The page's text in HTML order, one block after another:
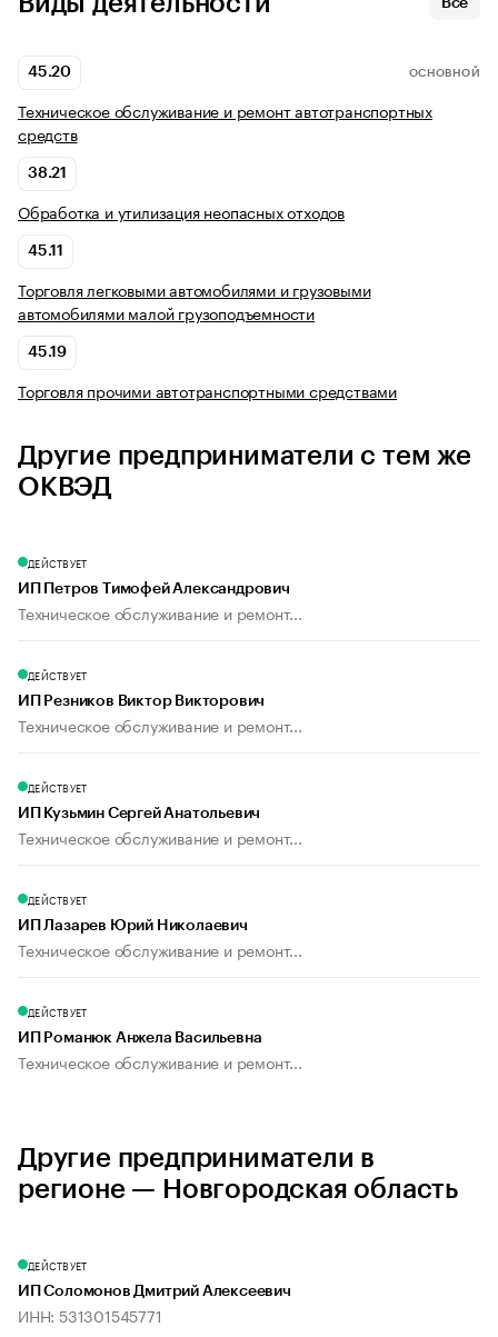
Все
45.20 ОСНОВНОЙ
Техническое обслуживание и ремонт автотранспортных
средств
38.21
Обработка и утилизация неопасных отходов
45.11
Торговля легковыми автомобилями и грузовыми
автомобилями малой грузоподъемности
45.19
Торговля прочими автотранспортными средствами
Другие предприниматели с тем же
ОКВЭД
ДЕЙСТВУЕТ
ИП Петров Тимофей Александрович
Техническое обслуживание и ремонт...
ДЕЙСТВУЕТ
ИП Резников Виктор Викторович
Техническое обслуживание и ремонт...
ДЕЙСТВУЕТ
ИП Кузьмин Сергей Анатольевич
Техническое обслуживание и ремонт...
ДЕЙСТВУЕТ
ИП Лазарев Юрий Николаевич
Техническое обслуживание и ремонт...
ДЕЙСТВУЕТ
ИП Романюк Анжела Васильевна
Техническое обслуживание и ремонт...
Другие предприниматели в
регионе — Новгородская область
ДЕЙСТВУЕТ
ИП Соломонов Дмитрий Алексеевич
ИНН: 531301545771